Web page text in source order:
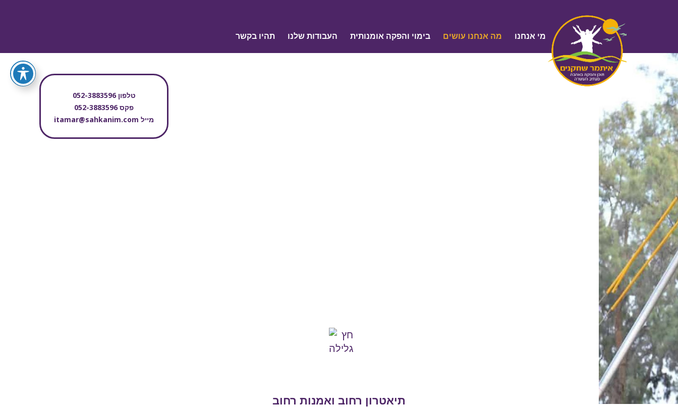
מי אנחנו מה אנחנו עושים בימוי והפקה אומנותית העבודות שלנו תהיו בקשר
טלפון052-3883596
פקס052-3883596
מייל itamar@sahkanim.com
תיאטרון רחוב ואמנות רחוב